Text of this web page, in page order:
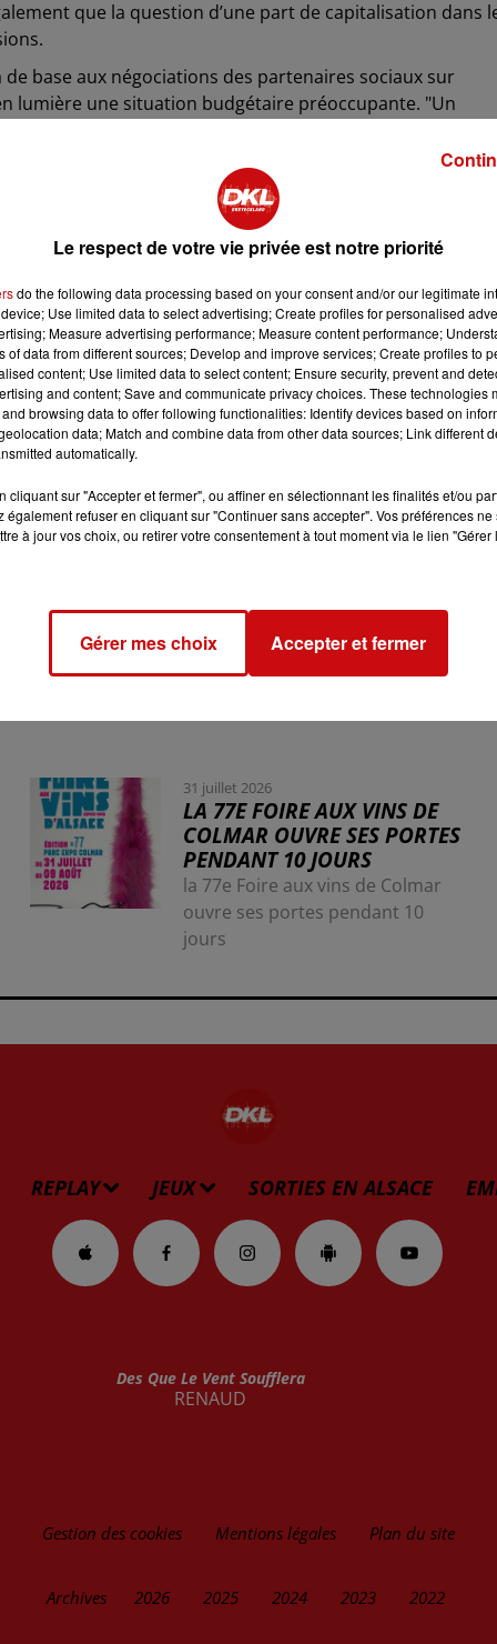
que la question d’une part de capitalisation dans
base aux négociations des partenaires sociaux sur
lumière une situation budgétaire préoccupante. "Un
être durable", a déclaré la ministre.
les leviers doivent être examinés : l’âge de départ, la
par rapport à l’inflation", a-t-elle indiqué. Elle insiste
de solutions basées sur des données
un choix mais a rappelé sa position : "Dans un
il est indispensable de prolonger la durée de travail,
Cour des comptes, l’espérance de vie en bonne santé
2008, un élément que la ministre juge essentiel, tout
régimes de retraite sur l’emploi et la compétitivité.
une part de capitalisation, proposée par la CPME,
millions de Français ont recours à la capitalisation. Ce
31 juillet 2026
LA 77E FOIRE AUX VINS DE
COLMAR OUVRE SES PORTES
PENDANT 10 JOURS
la 77e Foire aux vins de Colmar
ouvre ses portes pendant 10
jours
REPLAY JEUX SORTIES EN ALSACE
Des Que Le Vent Soufflera
RENAUD
Gestion des cookies Mentions légales Plan du site
Archives 2026 2025 2024 2023 2022
Le respect de votre vie privée est notre priorité
do the following data processing based on your consent and/or our legitimate
Use limited data to select advertising; Create profiles for personalised
Measure advertising performance; Measure content performance;
of data from different sources; Develop and improve services; Create profiles to
content; Use limited data to select content; Ensure security, prevent and
and content; Save and communicate privacy choices. These technologies
browsing data to offer following functionalities: Identify devices based on
data; Match and combine data from other data sources; Link different
automatically.
cliquant sur "Accepter et fermer", ou affiner en sélectionnant les finalités et/ou
également refuser en cliquant sur "Continuer sans accepter". Vos préférences
à jour vos choix, ou retirer votre consentement à tout moment via le lien
Gérer mes choix Accepter et fermer